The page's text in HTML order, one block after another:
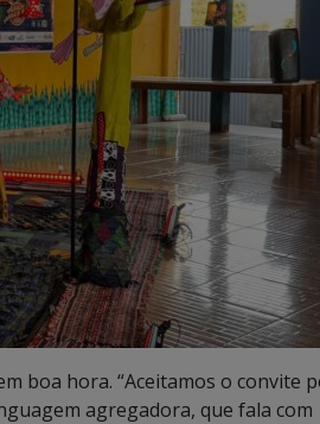
boa hora. “Aceitamos o convite
agregadora, que fala com